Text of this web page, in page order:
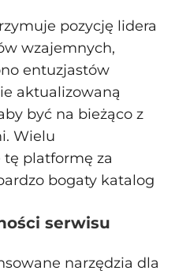
pozycję lidera
wzajemnych,
entuzjastów
aktualizowaną
być na bieżąco z
Wielu
platformę za
bogaty katalog
serwisu
narzędzia dla